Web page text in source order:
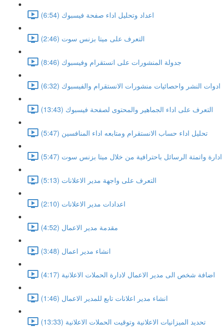
اعداد وتحليل اداء صفحة فيسبوك (6:54)
التعرف على ميتا بزنس سوت (2:46)
جدولة المنشورات على انستقرام وفيسبوك (8:46)
ادوات النشر واحصائيات منشورات الانستقرام والفيسبوك (6:32)
التعرف على اداء الجماهير والمحتوى لصفحة فيسبوك (13:43)
تحليل اداء حساب الانستقرام ومتابعه اداء المنافسين (5:47)
ادارة واتمتة الرسائل باحترافية من خلال ميتا بزنس سوت (5:47)
التعرف على واجهة مدير الاعلانات (5:13)
اعدادات مدير الاعلانات (2:10)
مقدمة مدير الاعمال (4:52)
انشاء مدير اعمال (3:48)
اضافة شخص الى مدير الاعمال لادارة الحملات الاعلانية (4:17)
انشاء مدير اعلانات تابع للمدير الاعمال (1:46)
تحديد الميزانيات الاعلانية وتوقيت الحملات الاعلانية (13:33)